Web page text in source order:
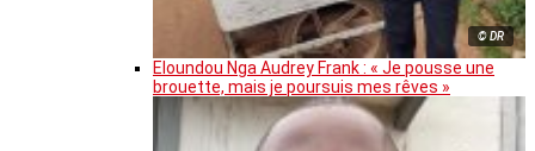
© DR
Eloundou Nga Audrey Frank : « Je pousse une
brouette, mais je poursuis mes rêves »